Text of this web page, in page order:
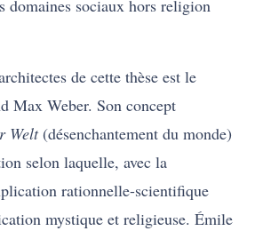
domaines sociaux hors religion
de cette thèse est le
Max Weber. Son concept
Welt(désenchantement du monde)
selon laquelle, avec la
rationnelle-scientifique
mystique et religieuse. Émile